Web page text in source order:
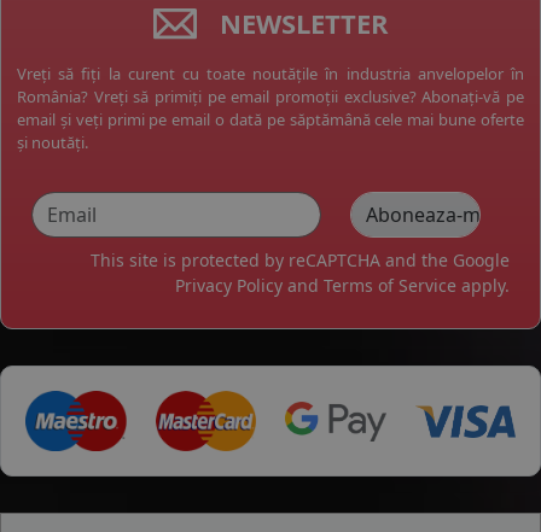
NEWSLETTER
Vreți să fiți la curent cu toate noutățile în industria anvelopelor în
România? Vreți să primiți pe email promoții exclusive? Abonați-vă pe
email și veți primi pe email o dată pe săptămână cele mai bune oferte
și noutăți.
This site is protected by reCAPTCHA and the Google
Privacy Policy and Terms of Service apply.